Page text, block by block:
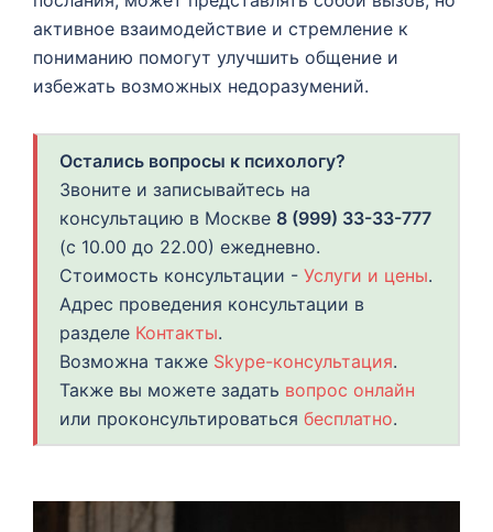
активное взаимодействие и стремление к
пониманию помогут улучшить общение и
избежать возможных недоразумений.
Остались вопросы к психологу?
Звоните и записывайтесь на
консультацию в Москве 8 (999) 33-33-777
(с 10.00 до 22.00) ежедневно.
Стоимость консультации - Услуги и цены.
Адрес проведения консультации в
разделе Контакты.
Возможна также Skype-консультация.
Также вы можете задать вопрос онлайн
или проконсультироваться бесплатно.